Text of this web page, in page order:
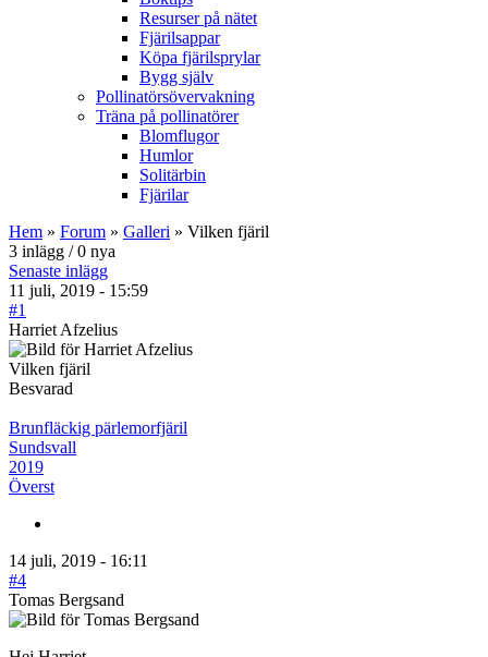
Resurser på nätet
Fjärilsappar
Köpa fjärilsprylar
Bygg själv
Pollinatörsövervakning
Träna på pollinatörer
Blomflugor
Humlor
Solitärbin
Fjärilar
Hem » Forum » Galleri » Vilken fjäril
3 inlägg / 0 nya
Senaste inlägg
11 juli, 2019 - 15:59
#1
Harriet Afzelius
Vilken fjäril
Besvarad
Brunfläckig pärlemorfjäril
Sundsvall
2019
Överst
14 juli, 2019 - 16:11
#4
Tomas Bergsand